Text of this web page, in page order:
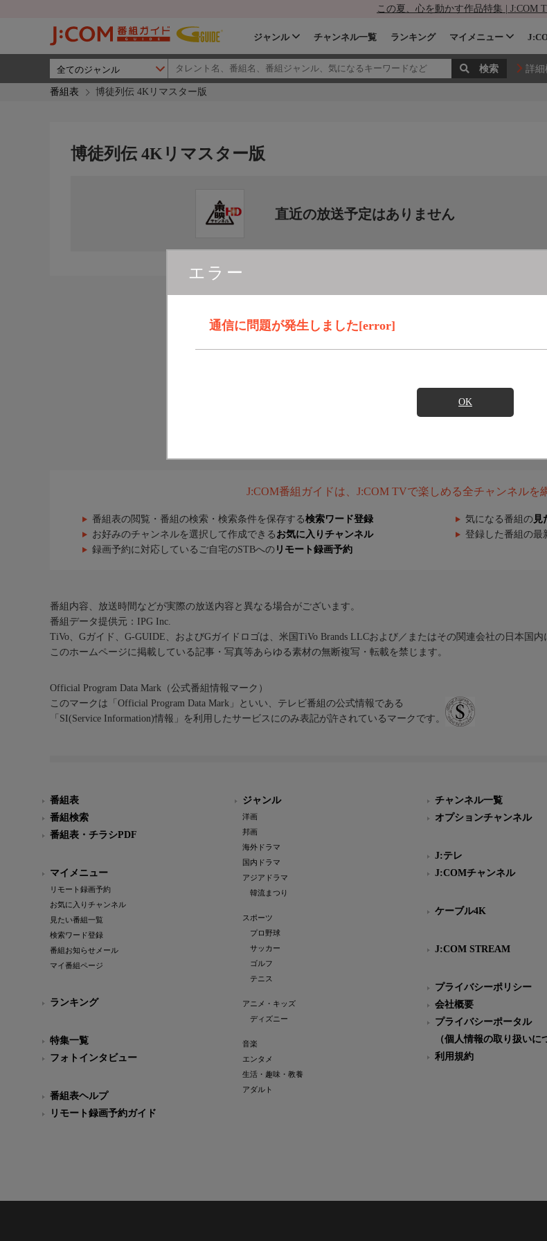
この夏、心を動かす作品特集 | J:COM
ジャンル チャンネル一覧 ランキング マイメニュー
詳細
番組表 博徒列伝 4Kリマスター版
エラー
通信に問題が発生しました[error]
OK
博徒列伝 4Kリマスター版
直近の放送予定はありません
J:COM番組ガイドは、J:COM TVで楽しめる全チャンネルを
番組表の閲覧・番組の検索・検索条件を保存する検索ワード登録 気になる番組の 見
お好みのチャンネルを選択して作成できる お気に入りチャンネル 登録した番組の最
録画予約に対応しているご自宅のSTBへの リモート録画予約
番組内容、放送時間などが実際の放送内容と異なる場合がございます。
番組データ提供元：IPG Inc.
TiVo、Gガイド、G-GUIDE、およびGガイドロゴは、米国TiVo Brands LLCおよび／またはその関連会社の日本国内
このホームページに掲載している記事・写真等あらゆる素材の無断複写・転載を禁じます。
Official Program Data Mark（公式番組情報マーク）
このマークは「Official Program Data Mark」といい、テレビ番組の公式情報である
「SI(Service Information)情報」を利用したサービスにのみ表記が許されているマークです。
番組表
番組検索
番組表・チラシPDF
マイメニュー
リモート録画予約
お気に入りチャンネル
見たい番組一覧
検索ワード登録
番組お知らせメール
マイ番組ページ
ランキング
特集一覧
フォトインタビュー
番組表ヘルプ
リモート録画予約ガイド
ジャンル
洋画
邦画
海外ドラマ
国内ドラマ
アジアドラマ
韓流まつり
スポーツ
プロ野球
サッカー
ゴルフ
テニス
アニメ・キッズ
ディズニー
音楽
エンタメ
生活・趣味・教養
アダルト
チャンネル一覧
オプションチャンネル
J:テレ
J:COMチャンネル
ケーブル4K
J:COM STREAM
プライバシーポリシー
会社概要
プライバシーポータル
（個人情報の取り扱いに
利用規約